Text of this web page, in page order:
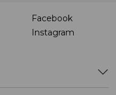
Facebook
Instagram